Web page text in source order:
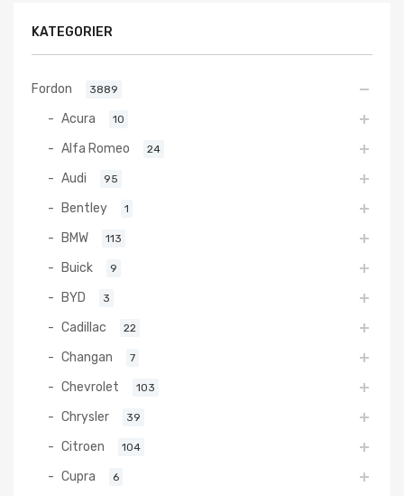
KATEGORIER
Fordon 3889
Acura 10
Alfa Romeo 24
Audi 95
Bentley 1
BMW 113
Buick 9
BYD 3
Cadillac 22
Changan 7
Chevrolet 103
Chrysler 39
Citroen 104
Cupra 6